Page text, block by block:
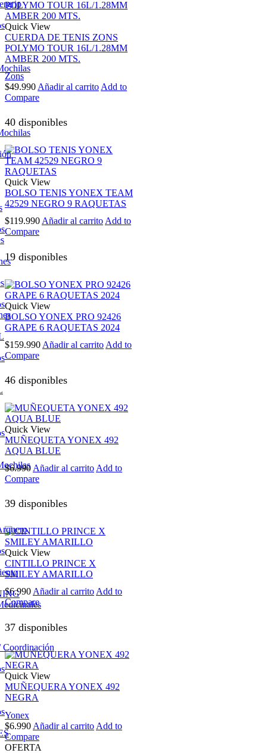
Quick View
CUERDA DE TENIS ZONS
POLYMO TOUR 16L/1.28MM
AMBER 200 MTS.
Zons
$49.990 Añadir al carrito Add to
Compare
40 disponibles
Quick View
BOLSO TENIS YONEX TEAM
42529 NEGRO 9 RAQUETAS
$119.990Añadir al carritoAdd to
Compare
19 disponibles
Quick View
BOLSO YONEX PRO 92426
GRAPE 6 RAQUETAS 2024
$159.990 Añadir al carrito Add to
Compare
46 disponibles
Quick View
MUÑEQUETA YONEX 492
AQUA BLUE
$6.990 Añadir al carrito Add to
Compare
39 disponibles
Quick View
CINTILLO PRINCE X
SMILEY AMARILLO
$6.990 Añadir al carrito Add to
Compare
37 disponibles
Quick View
MUÑEQUERA YONEX 492
NEGRA
Yonex
$6.990 Añadir al carrito Add to
Compare
OFERTA